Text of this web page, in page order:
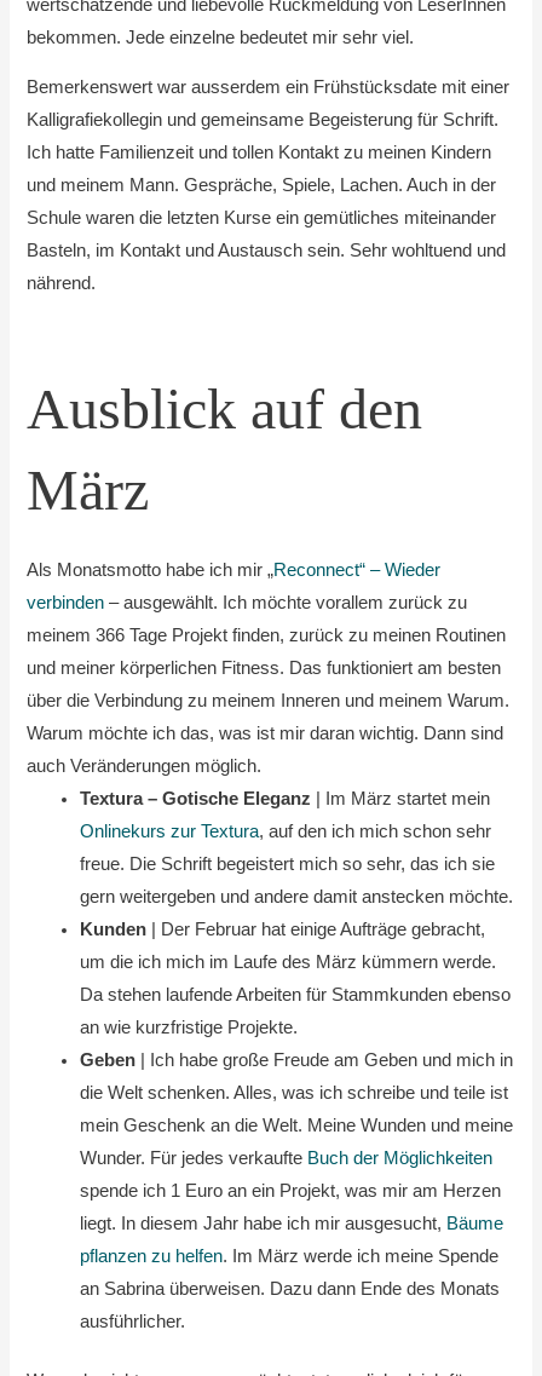
wertschätzende und liebevolle Rückmeldung von LeserInnen
bekommen. Jede einzelne bedeutet mir sehr viel.
Bemerkenswert war ausserdem ein Frühstücksdate mit einer
Kalligrafiekollegin und gemeinsame Begeisterung für Schrift.
Ich hatte Familienzeit und tollen Kontakt zu meinen Kindern
und meinem Mann. Gespräche, Spiele, Lachen. Auch in der
Schule waren die letzten Kurse ein gemütliches miteinander
Basteln, im Kontakt und Austausch sein. Sehr wohltuend und
nährend.
Ausblick auf den
März
Als Monatsmotto habe ich mir „Reconnect“ – Wieder
verbinden – ausgewählt. Ich möchte vorallem zurück zu
meinem 366 Tage Projekt finden, zurück zu meinen Routinen
und meiner körperlichen Fitness. Das funktioniert am besten
über die Verbindung zu meinem Inneren und meinem Warum.
Warum möchte ich das, was ist mir daran wichtig. Dann sind
auch Veränderungen möglich.
Textura – Gotische Eleganz | Im März startet mein
Onlinekurs zur Textura, auf den ich mich schon sehr
freue. Die Schrift begeistert mich so sehr, das ich sie
gern weitergeben und andere damit anstecken möchte.
Kunden | Der Februar hat einige Aufträge gebracht,
um die ich mich im Laufe des März kümmern werde.
Da stehen laufende Arbeiten für Stammkunden ebenso
an wie kurzfristige Projekte.
Geben | Ich habe große Freude am Geben und mich in
die Welt schenken. Alles, was ich schreibe und teile ist
mein Geschenk an die Welt. Meine Wunden und meine
Wunder. Für jedes verkaufte Buch der Möglichkeiten
spende ich 1 Euro an ein Projekt, was mir am Herzen
liegt. In diesem Jahr habe ich mir ausgesucht, Bäume
pflanzen zu helfen. Im März werde ich meine Spende
an Sabrina überweisen. Dazu dann Ende des Monats
ausführlicher.